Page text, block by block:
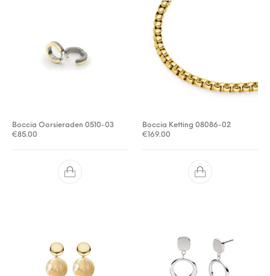
Boccia Oorsieraden 0510-03
€85.00
Boccia Ketting 08086-02
€169.00